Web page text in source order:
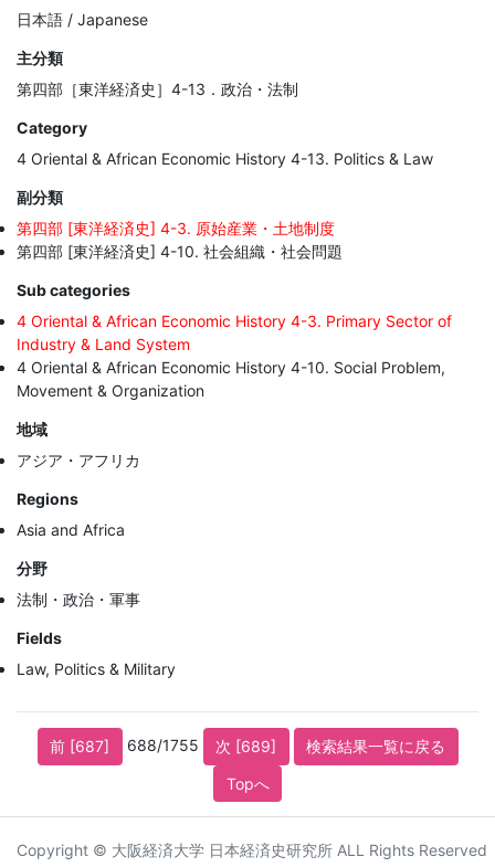
日本語 / Japanese
主分類
第四部［東洋経済史］4-13．政治・法制
Category
4 Oriental & African Economic History 4-13. Politics & Law
副分類
第四部 [東洋経済史] 4-3. 原始産業・土地制度
第四部 [東洋経済史] 4-10. 社会組織・社会問題
Sub categories
4 Oriental & African Economic History 4-3. Primary Sector of
Industry & Land System
4 Oriental & African Economic History 4-10. Social Problem,
Movement & Organization
地域
アジア・アフリカ
Regions
Asia and Africa
分野
法制・政治・軍事
Fields
Law, Politics & Military
前 [687] 688/1755 次 [689]
検索結果一覧に戻る
Topへ
Copyright © 大阪経済大学 日本経済史研究所 ALL Rights Reserved